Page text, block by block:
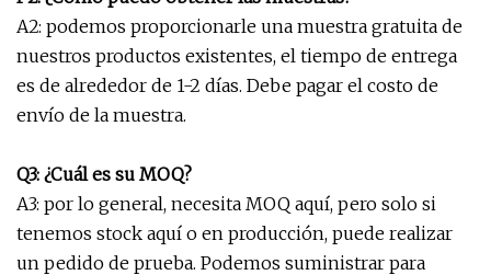
A2: podemos proporcionarle una muestra gratuita de
nuestros productos existentes, el tiempo de entrega
es de alrededor de 1-2 días. Debe pagar el costo de
envío de la muestra.
Q3: ¿Cuál es su MOQ?
A3: por lo general, necesita MOQ aquí, pero solo si
tenemos stock aquí o en producción, puede realizar
un pedido de prueba. Podemos suministrar para